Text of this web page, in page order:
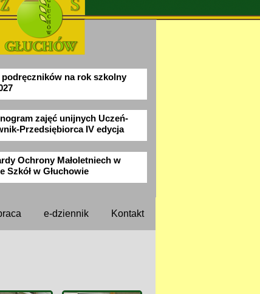
podręczników na rok szkolny
zajęć unijnych Uczeń-
Przedsiębiorca IV edycja
Ochrony Małoletniech w
Szkół w Głuchowie
e-dziennik Kontakt